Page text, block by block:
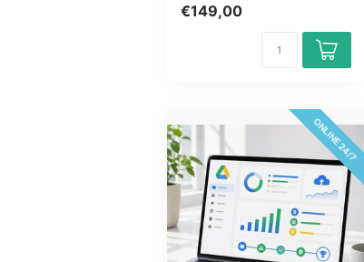
pakket on...
€149,00
ONLINE 24/7